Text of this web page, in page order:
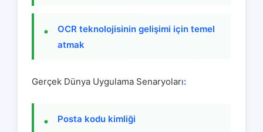
OCR teknolojisinin gelişimi için temel
atmak
Gerçek Dünya Uygulama Senaryoları:
Posta kodu kimliği